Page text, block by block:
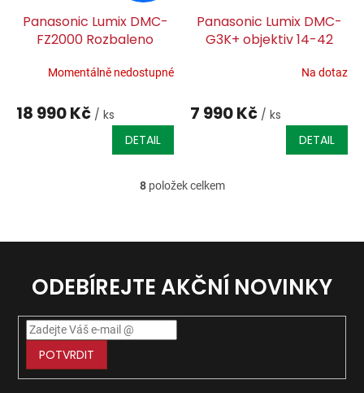
Panasonic Lumix DMC-
FZ2000 Rozbaleno
Momentálně nedostupné
18 990 Kč / ks
DETAIL
Panasonic Lumix DMC-
G3K+ objektiv 14-42
Na dotaz
7 990 Kč / ks
DETAIL
O
á
c
í
p
y
8položek celkem
ODEBÍREJTE AKČNÍ NOVINKY
POTVRDIT